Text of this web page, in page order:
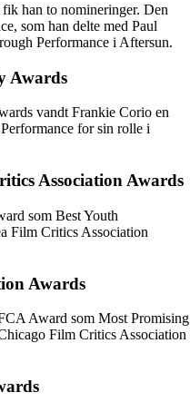
han to nomineringer. Den
som han delte med Paul
Performance i Aftersun.
Awards
vandt Frankie Corio en
for sin rolle i
Association Awards
som Best Youth
Film Critics Association
Awards
Award som Most Promising
Film Critics Association